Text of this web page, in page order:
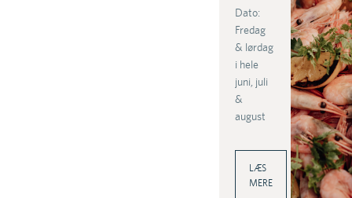
Dato:
Fredag
& lørdag
i hele
juni, juli
&
august
LÆS
MERE